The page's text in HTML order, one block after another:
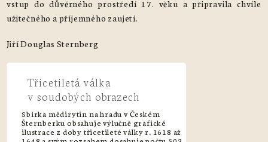
vstup do důvěrného prostředí 17. věku a připravila chvíle
užitečného a příjemného zaujetí.
Jiří Douglas Sternberg
Třicetiletá válka
v soudobých obrazech
Sbírka mědirytin na hradu v Českém
Šternberku obsahuje výlučně grafické
ilustrace z doby třicetileté války r. 1618 až